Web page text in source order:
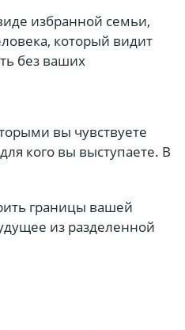
избранной семьи,
который видит
без ваших
вы чувствуете
кого вы выступаете. В
границы вашей
из разделенной